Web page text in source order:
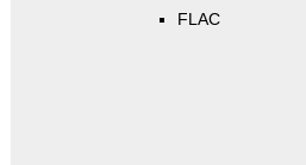
FLAC